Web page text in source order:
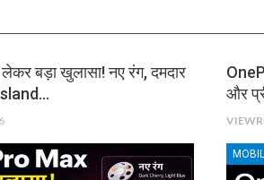
बड़ा खुलासा! नए रंग, दमदार
और